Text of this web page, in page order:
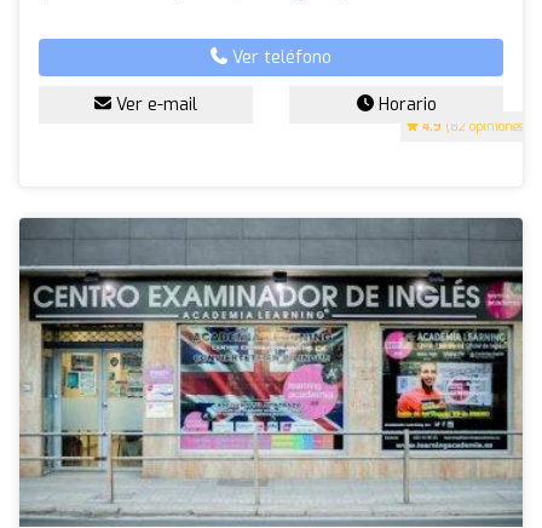
4.9 (82 opiniones)
Ver teléfono
Ver e-mail Horario